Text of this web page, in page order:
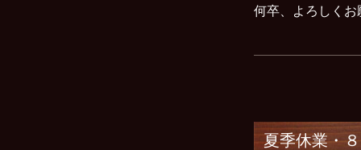
何卒、よろしく
夏季休業・